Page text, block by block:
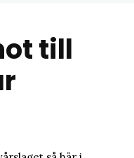
till